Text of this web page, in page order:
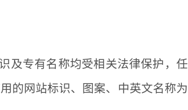
及专有名称均受相关法律保护，任
的网站标识、图案、中英文名称为